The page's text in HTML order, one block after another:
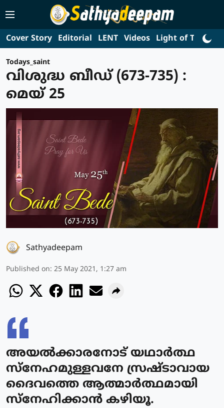
Cover Story Editorial LENT Videos Light of Truth
Todays_saint
വിശുദ്ധ ബീഡ് (673-735) :
മെയ് 25
Sathyadeepam
Published on: 25 May 2021, 1:27 am
അയല്‍ക്കാരനോട് യഥാര്‍ത്ഥ
സ്‌നേഹമുള്ളവനേ സ്രഷ്ടാവായ
ദൈവത്തെ ആത്മാര്‍ത്ഥമായി
സ്‌നേഹിക്കാന്‍ കഴിയൂ.